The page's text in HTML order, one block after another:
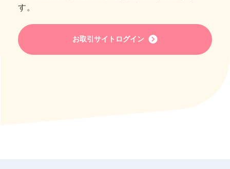
す。
お取引サイトログイン